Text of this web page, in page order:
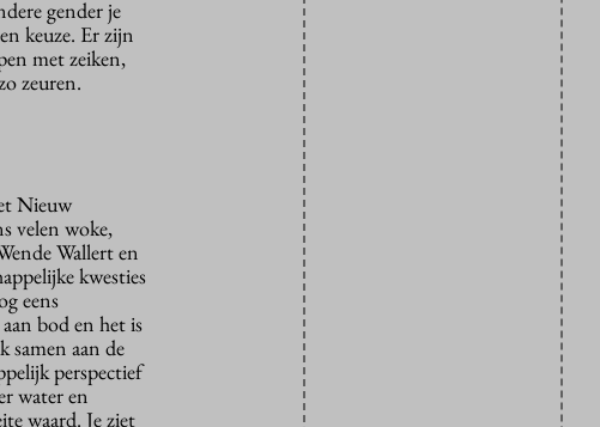
gender je
keuze. Er zijn
met zeiken,
zeuren.
Nieuw
velen woke,
Wallert en
kwesties
eens
bod en het is
samen aan de
perspectief
water en
waard. Je ziet